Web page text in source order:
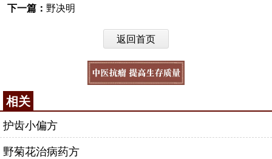
下一篇： 野决明
返回首页
相关
护齿小偏方
野菊花治病药方